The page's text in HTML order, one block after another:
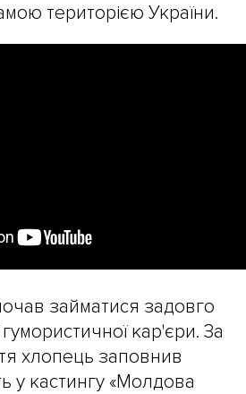
територією України.
займатися задовго
кар'єри. За
хлопець заповнив
у кастингу «Молдова